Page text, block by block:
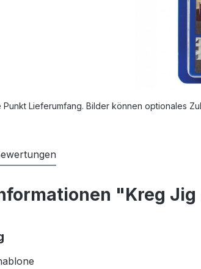
Punkt Lieferumfang. Bilder können optionales
"Kreg Jig